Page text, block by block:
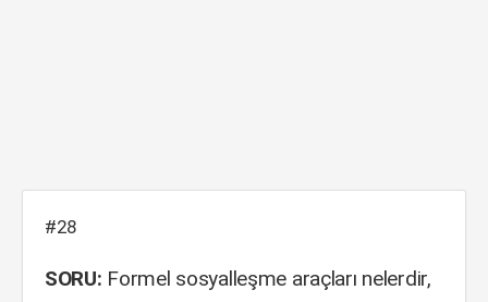
#28
SORU: Formel sosyalleşme araçları nelerdir,